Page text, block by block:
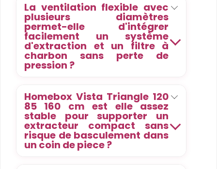
La ventilation flexible avec
plusieurs diamètres
permet-elle d'intégrer
facilement un système
d'extraction et un filtre à
charbon sans perte de
pression ?
Homebox Vista Triangle 120
85 160 cm est elle assez
stable pour supporter un
extracteur compact sans
risque de basculement dans
un coin de piece ?